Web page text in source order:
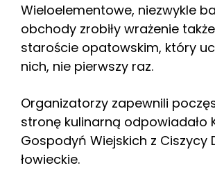
Wieloelementowe, niezwykle
obchody zrobiły wrażenie
staroście opatowskim, który
nich, nie pierwszy raz.
Organizatorzy zapewnili
stronę kulinarną odpowiadało
Gospodyń Wiejskich z Ciszycy
łowieckie.